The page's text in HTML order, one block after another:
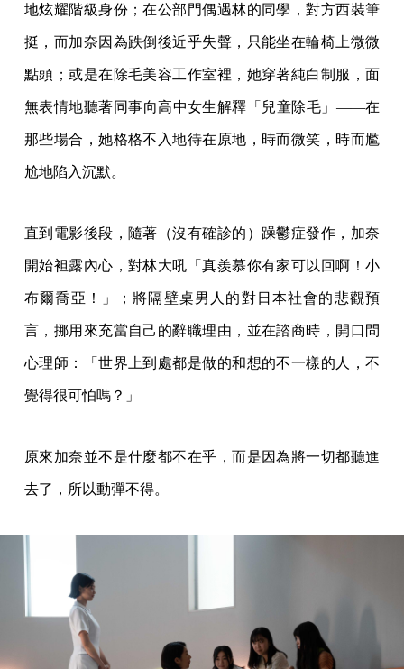
地炫耀階級身份；在公部門偶遇林的同學，對方西裝筆
挺，而加奈因為跌倒後近乎失聲，只能坐在輪椅上微微
點頭；或是在除毛美容工作室裡，她穿著純白制服，面
無表情地聽著同事向高中女生解釋「兒童除毛」——在
那些場合，她格格不入地待在原地，時而微笑，時而尷
尬地陷入沉默。
直到電影後段，隨著（沒有確診的）躁鬱症發作，加奈
開始袒露內心，對林大吼「真羨慕你有家可以回啊！小
布爾喬亞！」；將隔壁桌男人的對日本社會的悲觀預
言，挪用來充當自己的辭職理由，並在諮商時，開口問
心理師：「世界上到處都是做的和想的不一樣的人，不
覺得很可怕嗎？」
原來加奈並不是什麼都不在乎，而是因為將一切都聽進
去了，所以動彈不得。